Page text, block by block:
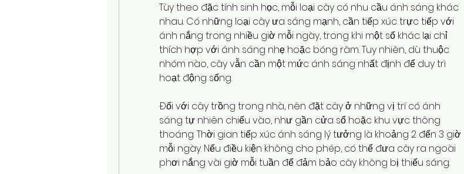
Tùy theo đặc tính sinh học, mỗi loại cây có nhu cầu ánh sáng khác
nhau. Có những loại cây ưa sáng mạnh, cần tiếp xúc trực tiếp với
ánh nắng trong nhiều giờ mỗi ngày, trong khi một số khác lại chỉ
thích hợp với ánh sáng nhẹ hoặc bóng râm. Tuy nhiên, dù thuộc
nhóm nào, cây vẫn cần một mức ánh sáng nhất định để duy trì
hoạt động sống.
Đối với cây trồng trong nhà, nên đặt cây ở những vị trí có ánh
sáng tự nhiên chiếu vào, như gần cửa sổ hoặc khu vực thông
thoáng. Thời gian tiếp xúc ánh sáng lý tưởng là khoảng 2 đến 3 giờ
mỗi ngày. Nếu điều kiện không cho phép, có thể đưa cây ra ngoài
phơi nắng vài giờ mỗi tuần để đảm bảo cây không bị thiếu sáng.